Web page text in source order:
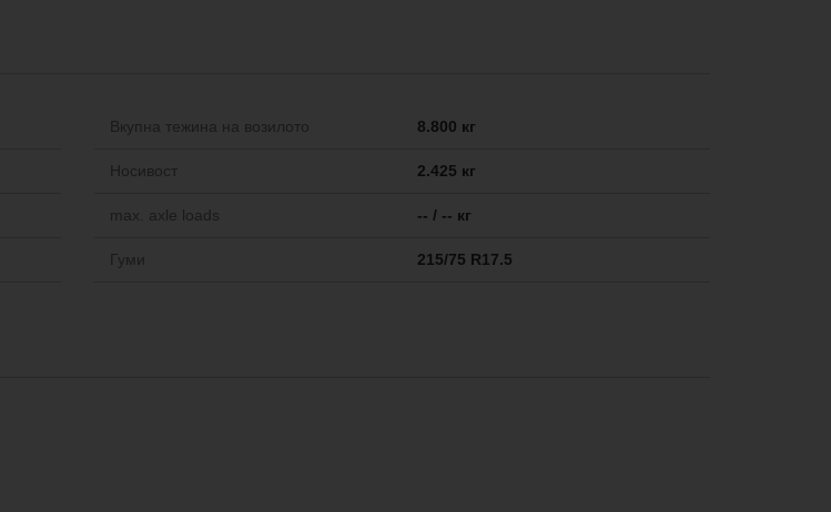
Вкупна тежина на возилото 8.800 кг
Носивост 2.425 кг
max. axle loads -- / -- кг
Гуми 215/75 R17.5